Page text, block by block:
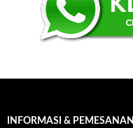
INFORMASI & PEMESANAN